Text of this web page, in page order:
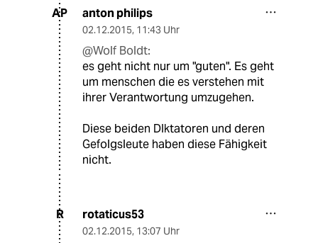
AP anton philips
02.12.2015, 11:43 Uhr
@Wolf Boldt:
es geht nicht nur um "guten". Es geht
um menschen die es verstehen mit
ihrer Verantwortung umzugehen.
Diese beiden DIktatoren und deren
Gefolgsleute haben diese Fähigkeit
nicht.
R rotaticus53
02.12.2015, 13:07 Uhr